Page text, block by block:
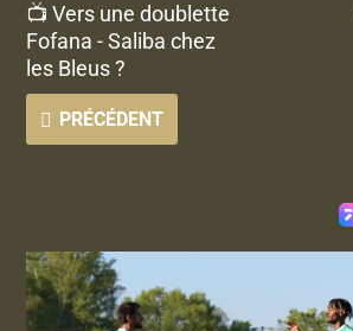
📺 Vers une doublette
Fofana - Saliba chez
les Bleus ?
PRÉCÉDENT